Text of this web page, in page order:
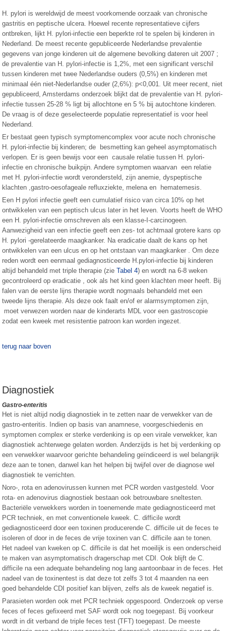
H. pylori is wereldwijd de meest voorkomende oorzaak van chronische
gastritis en peptische ulcera. Hoewel recente representatieve cijfers
ontbreken, lijkt H. pylori-infectie een beperkte rol te spelen bij kinderen in
Nederland. De meest recente gepubliceerde Nederlandse prevalentie
gegevens van jonge kinderen uit de algemene bevolking dateren uit 2007 ;
de prevalentie van H. pylori-infectie is 1,2%, met een significant verschil
tussen kinderen met twee Nederlandse ouders (0,5%) en kinderen met
minimaal één niet-Nederlandse ouder (2,6%): p<0,001. Uit meer recent, niet
gepubliceerd, Amsterdams onderzoek blijkt dat de prevalentie van H. pylori-
infectie tussen 25-28 % ligt bij allochtone en 5 % bij autochtone kinderen.
De vraag is of deze geselecteerde populatie representatief is voor heel
Nederland.
Er bestaat geen typisch symptomencomplex voor acute noch chronische
H. pylori-infectie bij kinderen; de besmetting kan geheel asymptomatisch
verlopen. Er is geen bewijs voor een causale relatie tussen H. pylori-
infectie en chronische buikpijn. Andere symptomen waarvan een relatie
met H. pylori-infectie wordt verondersteld, zijn anemie, dyspeptische
klachten ,gastro-oesofageale refluxziekte, melena en hematemesis.
Een H pylori infectie geeft een cumulatief risico van circa 10% op het
ontwikkelen van een peptisch ulcus later in het leven. Voorts heeft de WHO
een H. pylori-infectie omschreven als een klasse-I-carcinogeen.
Aanwezigheid van een infectie geeft een zes- tot achtmaal grotere kans op
H. pylori -gerelateerde maagkanker. Na eradicatie daalt de kans op het
ontwikkelen van een ulcus en op het ontstaan van maagkanker . Om deze
reden wordt een eenmaal gediagnosticeerde H.pylori-infectie bij kinderen
altijd behandeld met triple therapie (zieTabel 4) en wordt na 6-8 weken
gecontroleerd op eradicatie , ook als het kind geen klachten meer heeft. Bij
falen van de eerste lijns therapie wordt nogmaals behandeld met een
tweede lijns therapie. Als deze ook faalt en/of er alarmsymptomen zijn,
moet verwezen worden naar de kinderarts MDL voor een gastroscopie
zodat een kweek met resistentie patroon kan worden ingezet.
terug naar boven
Diagnostiek
Gastro-enteritis
Het is niet altijd nodig diagnostiek in te zetten naar de verwekker van de
gastro-enteritis. Indien op basis van anamnese, voorgeschiedenis en
symptomen complex er sterke verdenking is op een virale verwekker, kan
diagnostiek achterwege gelaten worden. Anderzijds is het bij verdenking op
een verwekker waarvoor gerichte behandeling geïndiceerd is wel belangrijk
deze aan te tonen, danwel kan het helpen bij twijfel over de diagnose wel
diagnostiek te verrichten.
Noro-, rota en adenovirussen kunnen met PCR worden vastgesteld. Voor
rota- en adenovirus diagnostiek bestaan ook betrouwbare sneltesten.
Bacteriële verwekkers worden in toenemende mate gediagnosticeerd met
PCR techniek, en met conventionele kweek. C. difficile wordt
gediagnosticeerd door een toxinen producerende C. difficile uit de feces te
isoleren of door in de feces de vrije toxinen van C. difficile aan te tonen.
Het nadeel van kweken op C. difficile is dat het moeilijk is een onderscheid
te maken van asymptomatisch dragerschap met CDI. Ook blijft de C.
difficile na een adequate behandeling nog lang aantoonbaar in de feces. Het
nadeel van de toxinentest is dat deze tot zelfs 3 tot 4 maanden na een
goed behandelde CDI positief kan blijven, zelfs als de kweek negatief is.
Parasieten worden ook met PCR techniek opgespoord. Onderzoek op verse
feces of feces gefixeerd met SAF wordt ook nog toegepast. Bij voorkeur
wordt in dit verband de triple feces test (TFT) toegepast. De meeste